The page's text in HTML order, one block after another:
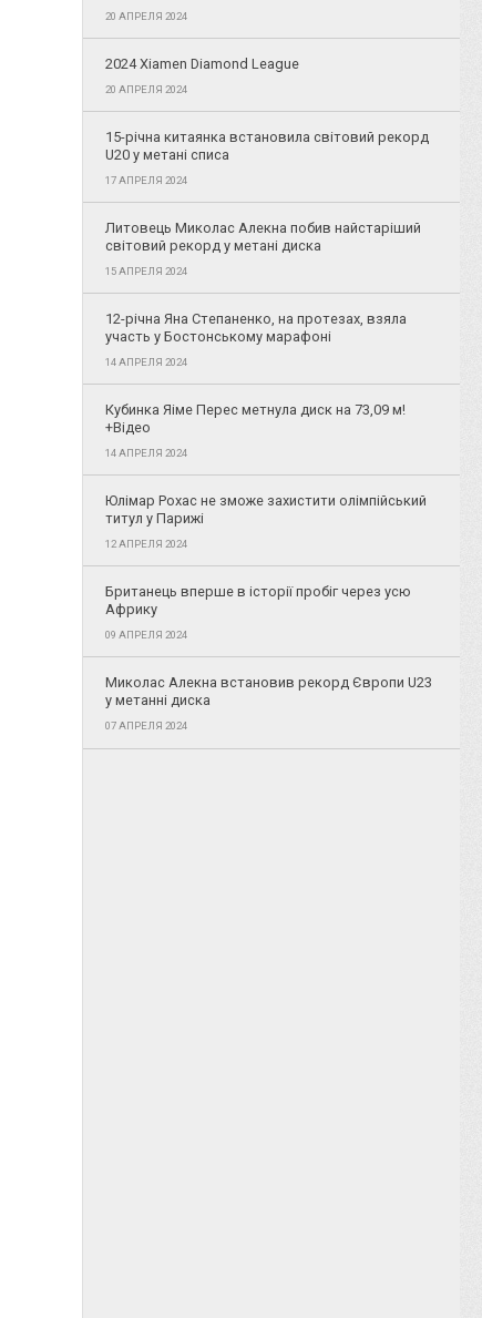
20 АПРЕЛЯ 2024
2024 Xiamen Diamond League
20 АПРЕЛЯ 2024
15-річна китаянка встановила світовий рекорд
U20 у метані списа
17 АПРЕЛЯ 2024
Литовець Миколас Алекна побив найстаріший
світовий рекорд у метані диска
15 АПРЕЛЯ 2024
12-річна Яна Степаненко, на протезах, взяла
участь у Бостонському марафоні
14 АПРЕЛЯ 2024
Кубинка Яіме Перес метнула диск на 73,09 м!
+Відео
14 АПРЕЛЯ 2024
Юлімар Рохас не зможе захистити олімпійський
титул у Парижі
12 АПРЕЛЯ 2024
Британець вперше в історії пробіг через усю
Африку
09 АПРЕЛЯ 2024
Миколас Алекна встановив рекорд Європи U23
у метанні диска
07 АПРЕЛЯ 2024